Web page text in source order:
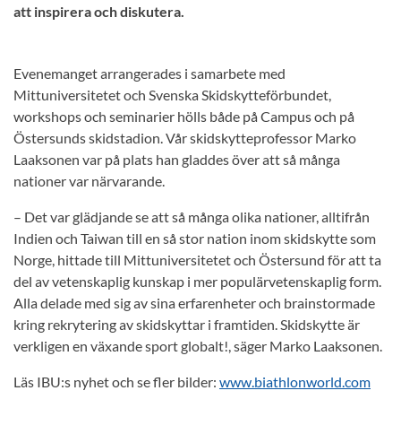
att inspirera och diskutera.
Evenemanget arrangerades i samarbete med
Mittuniversitetet och Svenska Skidskytteförbundet,
workshops och seminarier hölls både på Campus och på
Östersunds skidstadion. Vår skidskytteprofessor Marko
Laaksonen var på plats han gladdes över att så många
nationer var närvarande.
– Det var glädjande se att så många olika nationer, alltifrån
Indien och Taiwan till en så stor nation inom skidskytte som
Norge, hittade till Mittuniversitetet och Östersund för att ta
del av vetenskaplig kunskap i mer populärvetenskaplig form.
Alla delade med sig av sina erfarenheter och brainstormade
kring rekrytering av skidskyttar i framtiden. Skidskytte är
verkligen en växande sport globalt!, säger Marko Laaksonen.
Läs IBU:s nyhet och se fler bilder: www.biathlonworld.com